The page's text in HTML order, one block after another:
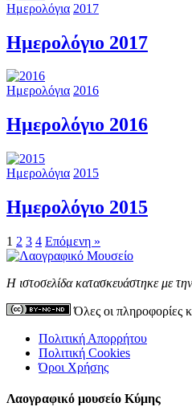
Ημερολόγια 2017
Ημερολόγιο 2017
Ημερολόγια 2016
Ημερολόγιο 2016
Ημερολόγια 2015
Ημερολόγιο 2015
1 2 3 4 Επόμενη »
Η ιστοσελίδα κατασκευάστηκε με
Όλες οι πληροφορίες
Πολιτική Απορρήτου
Πολιτική Cookies
Όροι Χρήσης
Λαογραφικό μουσείο Κύμης